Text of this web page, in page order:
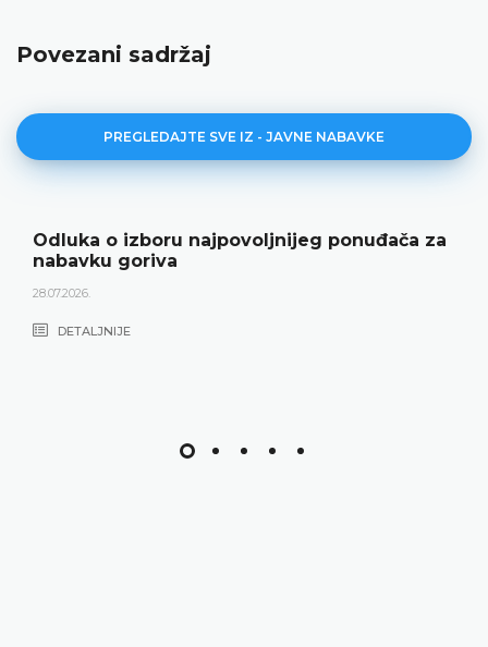
Povezani sadržaj
PREGLEDAJTE SVE IZ - JAVNE NABAVKE
Odluka o izboru najpovoljnijeg ponuđača za
nabavku goriva
28.07.2026.
DETALJNIJE